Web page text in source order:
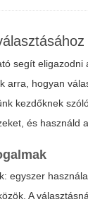
segít
arra, hogyan
kezdőknek
és használd
egyszer
A